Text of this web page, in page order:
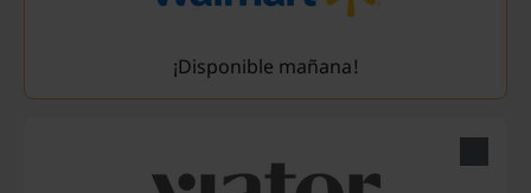
¡Disponible mañana!